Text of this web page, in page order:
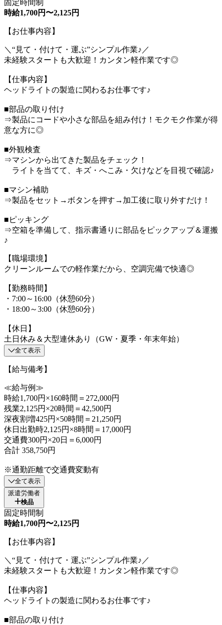
固定時間制
時給1,700円〜2,125円
【お仕事内容】
＼“見て・付けて・運ぶ”シンプル作業♪／
未経験スタートも大歓迎！カンタン軽作業です◎
【仕事内容】
ヘッドライトの製造に関わるお仕事です♪
■部品の取り付け
⇒製品にコードや小さな部品を組み付け！モクモク作業が得
意な方に◎
■外観検査
⇒マシンから出てきた製品をチェック！
ライトを当てて、キズ・へこみ・欠けなどを目視で確認♪
■マシン補助
⇒製品をセット→ボタンを押す→加工後に取り外すだけ！
■ピッキング
⇒空箱を準備して、指示書通りに部品をピックアップ＆運搬
♪
【職場環境】
クリーンルームでの軽作業だから、空調完備で快適◎
【勤務時間】
・7:00～16:00（休憩60分）
・18:00～3:00（休憩60分）
【休日】
土日休み＆大型連休あり（GW・夏季・年末年始）
全て表示
【給与備考】
≪給与例≫
時給1,700円×160時間＝272,000円
残業2,125円×20時間＝42,500円
深夜割増425円×50時間＝21,250円
休日出勤時2,125円×8時間＝17,000円
交通費300円×20日＝6,000円
合計 358,750円
※通勤距離で交通費変動有
全て表示
派遣労働者
検品
固定時間制
時給1,700円〜2,125円
【お仕事内容】
＼“見て・付けて・運ぶ”シンプル作業♪／
未経験スタートも大歓迎！カンタン軽作業です◎
【仕事内容】
ヘッドライトの製造に関わるお仕事です♪
■部品の取り付け